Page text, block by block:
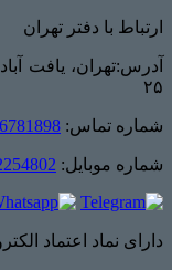
ارتباط با دفتر تهران
آدرس:تهران، یافت
۲۵
شماره تماس:
شماره موبایل:
دارای نماد اعتماد